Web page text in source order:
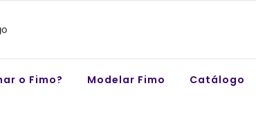
o Fimo? Modelar Fimo Catálogo